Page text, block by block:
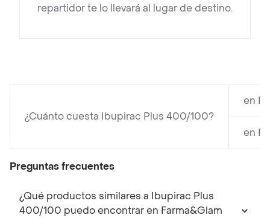
repartidor te lo llevará al lugar de destino.
¿Cuánto cuesta Ibupirac Plus 400/100?
en
en
Preguntas frecuentes
¿Qué productos similares a Ibupirac Plus
400/100 puedo encontrar en Farma&Glam